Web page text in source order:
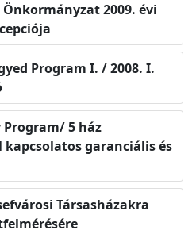
Önkormányzat 2009. évi
Program I. / 2008. I.
Program/ 5 ház
garanciális és
Társasházakra